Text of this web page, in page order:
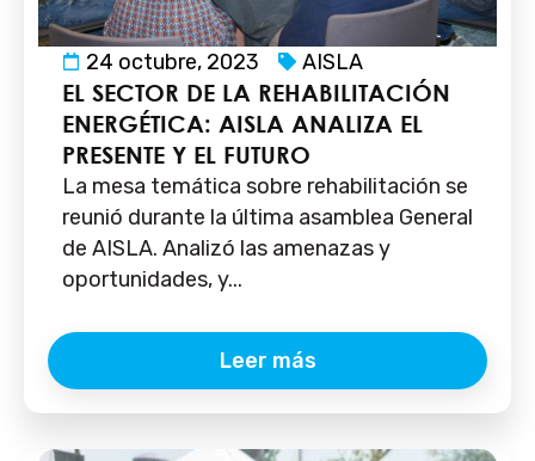
24 octubre, 2023 AISLA
EL SECTOR DE LA REHABILITACIÓN
ENERGÉTICA: AISLA ANALIZA EL
PRESENTE Y EL FUTURO
La mesa temática sobre rehabilitación se
reunió durante la última asamblea General
de AISLA. Analizó las amenazas y
oportunidades, y...
Leer más